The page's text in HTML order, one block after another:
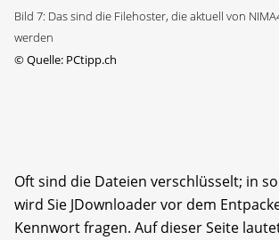
Bild 7: Das sind die Filehoster, die aktuell von
werden
©Quelle: PCtipp.ch
Oft sind die Dateien verschlüsselt; in
wird Sie JDownloader vor dem
Kennwort fragen. Auf dieser Seite